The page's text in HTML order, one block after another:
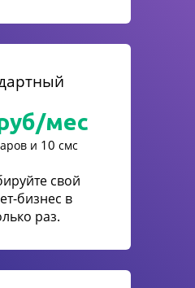
мес
и 10 смс
свой
бизнес в
раз.